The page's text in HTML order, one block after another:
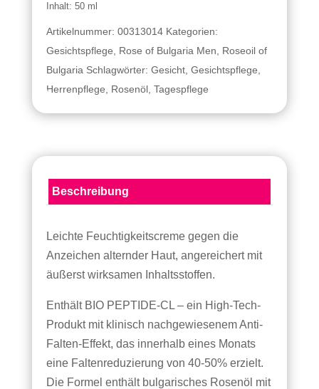
Inhalt: 50 ml
Artikelnummer: 00313014 Kategorien:
Gesichtspflege
Rose of Bulgaria Men
Roseoil of
Bulgaria Schlagwörter: Gesicht, Gesichtspflege
Herrenpflege
Rosenöl, Tagespflege
Beschreibung
Leichte Feuchtigkeitscreme gegen die
Anzeichen alternder Haut, angereichert mit
äußerst wirksamen Inhaltsstoffen.
Enthält BIO PEPTIDE-CL – ein High-Tech-
Produkt mit klinisch nachgewiesenem Anti-
Falten-Effekt, das innerhalb eines Monats
eine Faltenreduzierung von 40-50% erzielt.
Die Formel enthält bulgarisches Rosenöl mit